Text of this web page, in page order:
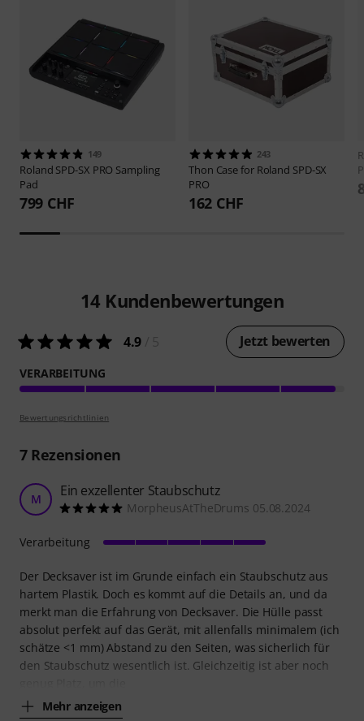
149
Roland SPD-SX PRO Sampling
Pad
799 CHF
243
Thon Case for Roland SPD-SX
PRO
162 CHF
14 Kundenbewertungen
4.9 Jetzt bewerten
VERARBEITUNG
Bewertungsrichtlinien
7Rezensionen
M Ein exzellenter Staubschutz
MorpheusAtTheDrums 05.08.2024
Der Decksaver ist im Grunde einfach ein Staubschutz aus
hartem Plastik. Doch es kommt auf die Details an, und da
merkt man die Erfahrung von Decksaver. Die Hülle passt
absolut perfekt auf das Gerät, mit allenfalls minimalem (ich
schätze <1 mm) Abstand zu den Seiten, was sicherlich für
den Staubschutz wesentlich ist. Gleichzeitig ist aber noch
Mehr anzeigen
Verarbeitung